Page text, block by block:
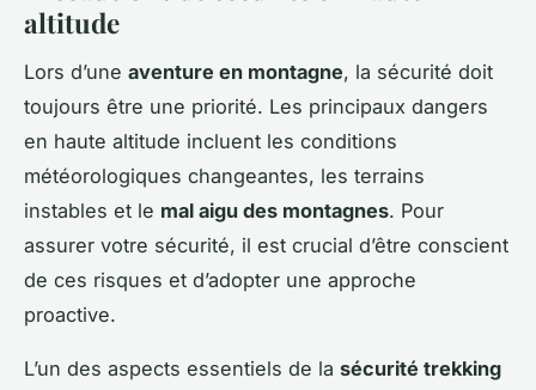
altitude
Lors d’une aventure en montagne, la sécurité doit
toujours être une priorité. Les principaux dangers
en haute altitude incluent les conditions
météorologiques changeantes, les terrains
instables et le mal aigu des montagnes. Pour
assurer votre sécurité, il est crucial d’être conscient
de ces risques et d’adopter une approche
proactive.
L’un des aspects essentiels de la sécurité trekking